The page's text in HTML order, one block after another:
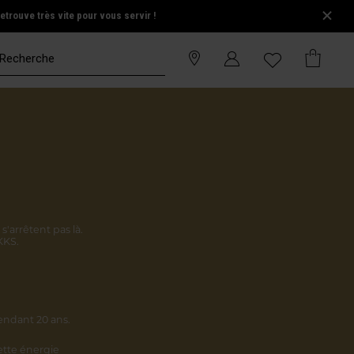
très vite pour vous servir !
pas là.
20 ans.
énergie